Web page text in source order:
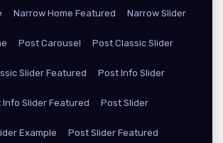
Narrow Home Featured Narrow Slider
Post Carousel Post Classic Slider
Slider Featured Post Info Slider
Info Slider Featured Post Slider
Example Post Slider Featured